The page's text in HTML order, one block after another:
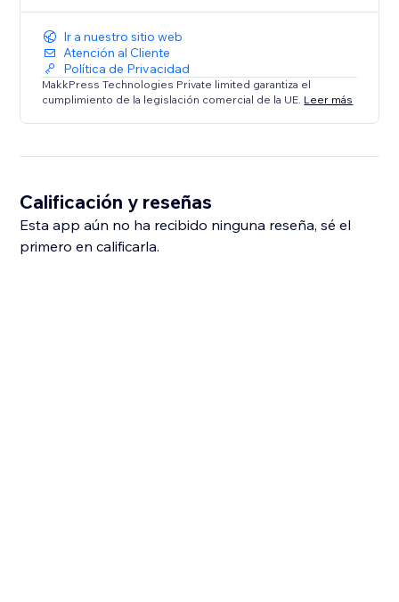
Ir a nuestro sitio web
Atención al Cliente
Política de Privacidad
MakkPress Technologies Private limited garantiza el
cumplimiento de la legislación comercial de la UE. Leer más
Calificación y reseñas
Esta app aún no ha recibido ninguna reseña, sé el
primero en calificarla.